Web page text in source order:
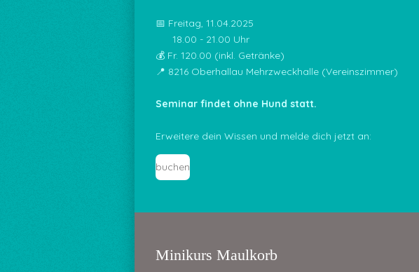
📅 Freitag, 11.04.2025
18.00 - 21.00 Uhr
💰 Fr. 120.00 (inkl. Getränke)
📍 8216 Oberhallau Mehrzweckhalle (Vereinszimmer)
Seminar findet ohne Hund statt.
Erweitere dein Wissen und melde dich jetzt an:
buchen
Minikurs Maulkorb